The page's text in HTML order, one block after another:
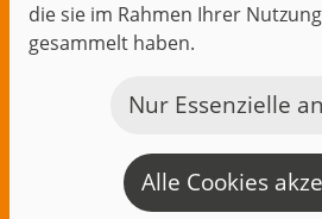
die sie im Rahmen Ihrer
gesammelt haben.
Nur Essenzielle
Alle Cookies
© 1999–2026 jambit GmbH. Alle